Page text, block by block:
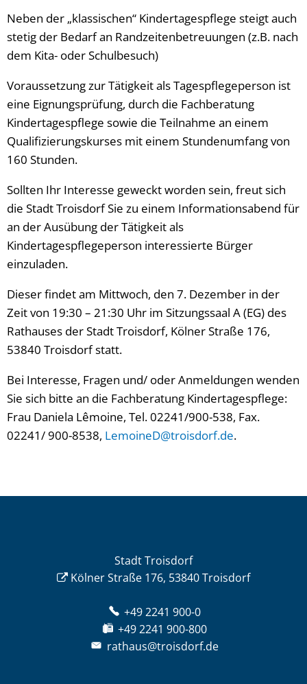
Neben der „klassischen“ Kindertagespflege steigt auch
stetig der Bedarf an Randzeitenbetreuungen (z.B. nach
dem Kita- oder Schulbesuch)
Voraussetzung zur Tätigkeit als Tagespflegeperson ist
eine Eignungsprüfung, durch die Fachberatung
Kindertagespflege sowie die Teilnahme an einem
Qualifizierungskurses mit einem Stundenumfang von
160 Stunden.
Sollten Ihr Interesse geweckt worden sein, freut sich
die Stadt Troisdorf Sie zu einem Informationsabend für
an der Ausübung der Tätigkeit als
Kindertagespflegeperson interessierte Bürger
einzuladen.
Dieser findet am Mittwoch, den 7. Dezember in der
Zeit von 19:30 – 21:30 Uhr im Sitzungssaal A (EG) des
Rathauses der Stadt Troisdorf, Kölner Straße 176,
53840 Troisdorf statt.
Bei Interesse, Fragen und/ oder Anmeldungen wenden
Sie sich bitte an die Fachberatung Kindertagespflege:
Frau Daniela Lêmoine, Tel. 02241/900-538, Fax.
02241/ 900-8538, LemoineD@troisdorf.de.
Stadt Troisdorf
Kölner Straße 176, 53840 Troisdorf
+49 2241 900-0
+49 2241 900-800
rathaus@troisdorf.de